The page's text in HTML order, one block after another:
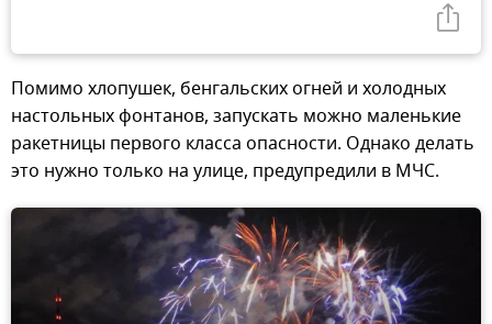
Помимо хлопушек, бенгальских огней и холодных
настольных фонтанов, запускать можно маленькие
ракетницы первого класса опасности. Однако делать
это нужно только на улице, предупредили в МЧС.